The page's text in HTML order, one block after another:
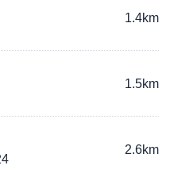
1.4km
1.5km
2.6km